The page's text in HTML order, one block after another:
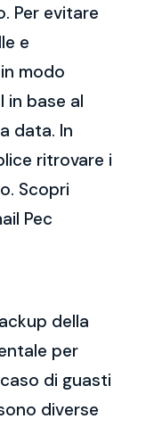
Per evitare
e
modo
in base al
data. In
ritrovare i
Scopri
Pec
della
per
di guasti
diverse